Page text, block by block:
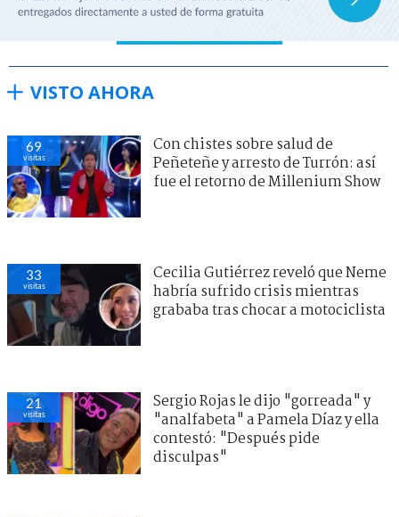
VISTO AHORA
69
visitas
Con chistes sobre salud de
Peñeteñe y arresto de Turrón: así
fue el retorno de Millenium Show
33
visitas
Cecilia Gutiérrez reveló que Neme
habría sufrido crisis mientras
grababa tras chocar a motociclista
21
visitas
Sergio Rojas le dijo "gorreada" y
"analfabeta" a Pamela Díaz y ella
contestó: "Después pide
disculpas"